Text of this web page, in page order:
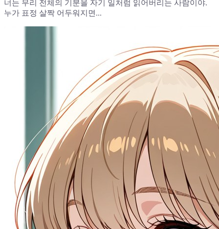
너는 무리 전체의 기분을 자기 일처럼 읽어버리는 사람이야.
누가 표정 살짝 어두워지면...